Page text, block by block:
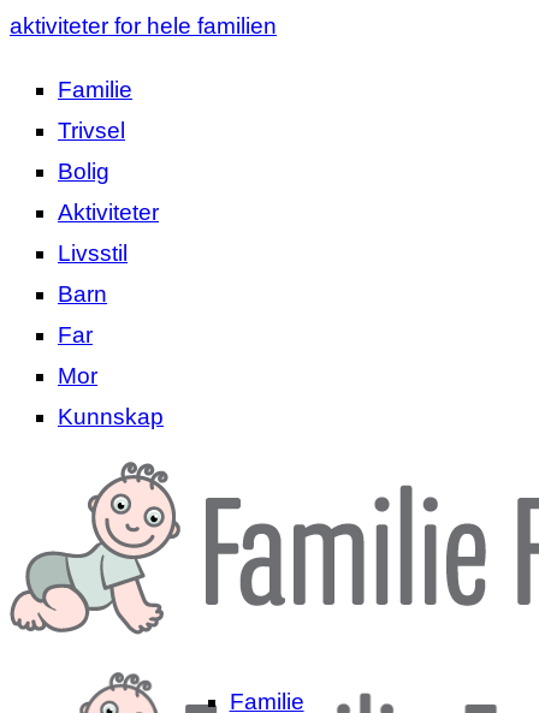
aktiviteter for hele familien
Familie
Trivsel
Bolig
Aktiviteter
Livsstil
Barn
Far
Mor
Kunnskap
Familie